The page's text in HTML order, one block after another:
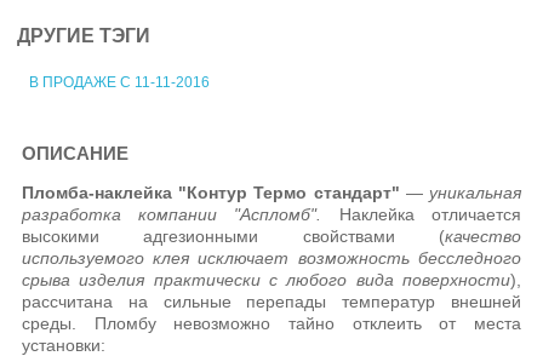
ДРУГИЕ ТЭГИ
В ПРОДАЖЕ С 11-11-2016
ОПИСАНИЕ
Пломба-наклейка "Контур Термо стандарт" — уникальная
разработка компании "Аспломб".
Наклейка отличается
высокими адгезионными свойствами (качество
используемого клея исключает возможность бесследного
срыва изделия практически с любого вида поверхности),
рассчитана на сильные перепады температур внешней
среды. Пломбу невозможно тайно отклеить от места
установки: